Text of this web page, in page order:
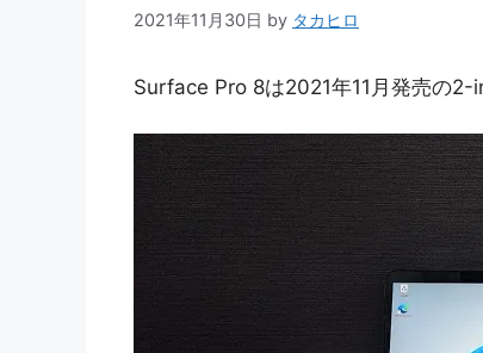
2021年11月30日 by タカヒロ
Surface Pro 8は2021年11月発売の2-